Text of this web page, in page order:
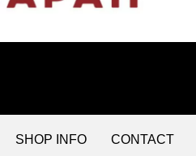
SHOP INFO CONTACT